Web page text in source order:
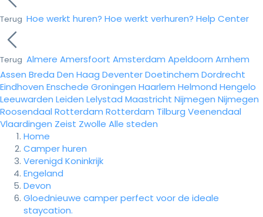
Terug Hoe werkt huren? Hoe werkt verhuren? Help Center
Terug Almere Amersfoort Amsterdam Apeldoorn Arnhem
Assen Breda Den Haag DeventerDoetinchem Dordrecht
Eindhoven Enschede Groningen Haarlem Helmond Hengelo
Leeuwarden Leiden Lelystad Maastricht Nijmegen Nijmegen
Roosendaal Rotterdam Rotterdam Tilburg Veenendaal
Vlaardingen Zeist Zwolle Alle steden
Home
Camper huren
Verenigd Koninkrijk
Engeland
Devon
Gloednieuwe camper perfect voor de ideale
staycation.